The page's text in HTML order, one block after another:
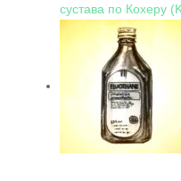
сустава по Кохеру